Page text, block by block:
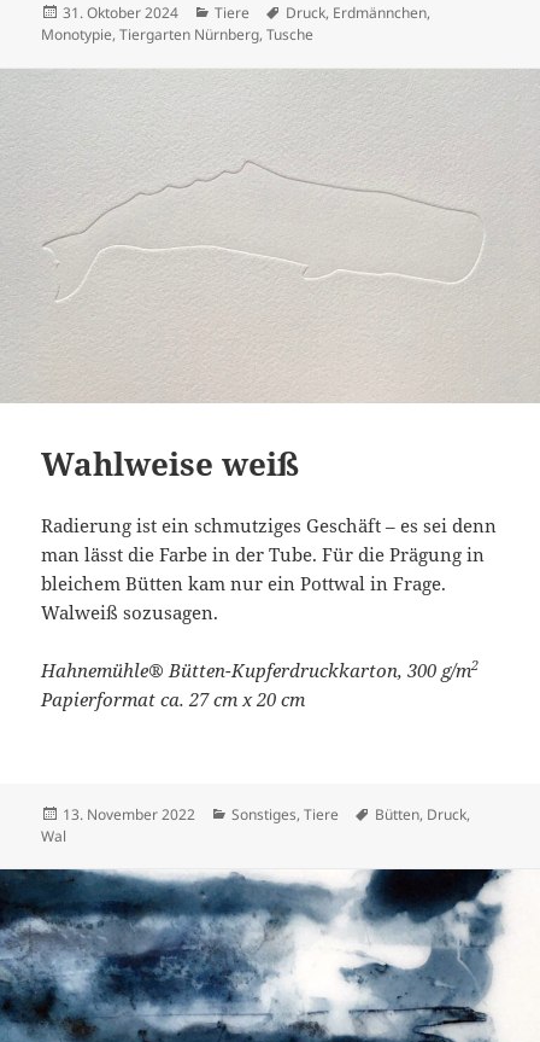
Veröffentlicht
am
31. Oktober 2024 Kategorien
Tiere Schlagwörter
Druck, Erdmännchen,
Monotypie,Tiergarten Nürnberg,Tusche
Wahlweise weiß
Radierung ist ein schmutziges Geschäft – es sei denn
man lässt die Farbe in der Tube. Für die Prägung in
bleichem Bütten kam nur ein Pottwal in Frage.
Walweiß sozusagen.
Hahnemühle® Bütten-Kupferdruckkarton, 300 g/m2
Papierformat ca. 27 cm x 20 cm
Veröffentlicht
am
13. November 2022 Kategorien
Sonstiges,Tiere Schlagwörter
Bütten, Druck,
Wal